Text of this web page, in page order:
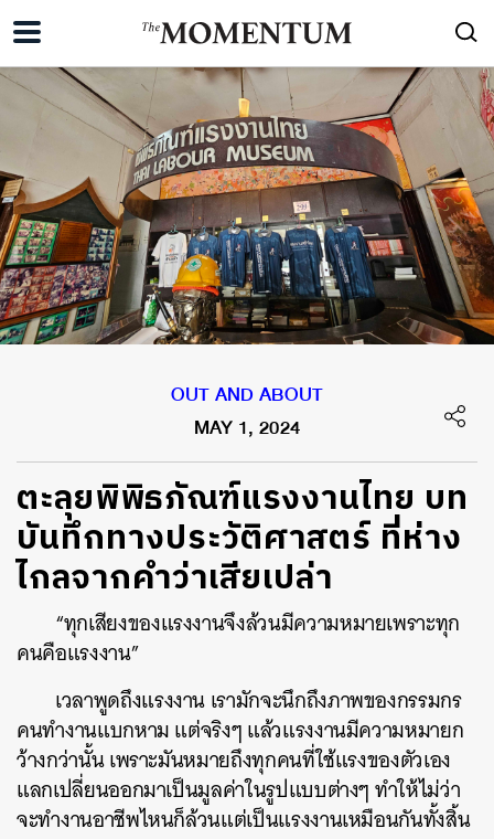
OUT AND ABOUT
MAY 1, 2024
ตะลุยพิพิธภัณฑ์แรงงานไทย บท
บันทึกทางประวัติศาสตร์ ที่ห่าง
ไกลจากคำว่าเสียเปล่า
“ทุกเสียงของแรงงานจึงล้วนมีความหมายเพราะทุก
คนคือแรงงาน”
เวลาพูดถึงแรงงาน เรามักจะนึกถึงภาพของกรรมกร
คนทำงานแบกหาม แต่จริงๆ แล้วแรงงานมีความหมายก
ว้างกว่านั้น เพราะมันหมายถึงทุกคนที่ใช้แรงของตัวเอง
แลกเปลี่ยนออกมาเป็นมูลค่าในรูปแบบต่างๆ ทำให้ไม่ว่า
จะทำงานอาชีพไหนก็ล้วนแต่เป็นแรงงานเหมือนกันทั้งสิ้น